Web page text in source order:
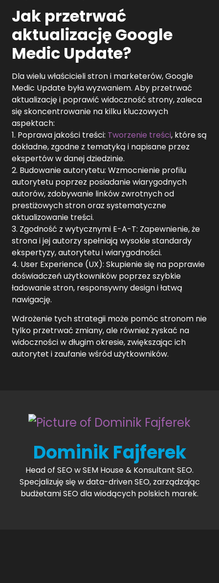
Jak przetrwać
aktualizację Google
Medic Update?
Dla wielu właścicieli stron i marketerów, Google
Medic Update była wyzwaniem. Aby przetrwać
aktualizację i poprawić widoczność strony, zaleca
się skoncentrowanie na kilku kluczowych
aspektach:
1. Poprawa jakości treści: Tworzenie treści, które są
dokładne, zgodne z tematyką i napisane przez
ekspertów w danej dziedzinie.
2. Budowanie autorytetu: Wzmocnienie profilu
autorytetu poprzez posiadanie wiarygodnych
autorów, zdobywanie linków zwrotnych od
prestiżowych stron oraz systematyczne
aktualizowanie treści.
3. Zgodność z wytycznymi E-A-T: Zapewnienie, że
strona i jej autorzy spełniają wysokie standardy
ekspertyzy, autorytetu i wiarygodności.
4. User Experience (UX): Skupienie się na poprawie
doświadczeń użytkowników poprzez szybkie
ładowanie stron, responsywny design i łatwą
nawigację.
Wdrożenie tych strategii może pomóc stronom nie
tylko przetrwać zmiany, ale również zyskać na
widoczności w długim okresie, zwiększając ich
autorytet i zaufanie wśród użytkowników.
Dominik Fajferek
Head of SEO w SEM House & Konsultant SEO.
Specjalizuję się w data-driven SEO, zarządzając
budżetami SEO dla wiodących polskich marek.